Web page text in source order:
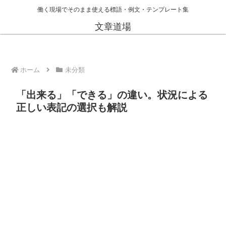
働く現場でそのまま使える標語・例文・テンプレート集
文章道場
ホーム 未分類
「出来る」「できる」の違い。状況による
正しい表記の選択も解説